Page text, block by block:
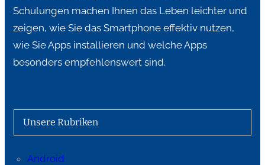
Schulungen machen Ihnen das Leben leichter und
zeigen, wie Sie das Smartphone effektiv nutzen,
wie Sie Apps installieren und welche Apps
besonders empfehlenswert sind.
Unsere Rubriken
Android